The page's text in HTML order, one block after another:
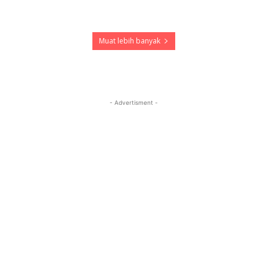
Muat lebih banyak
- Advertisment -